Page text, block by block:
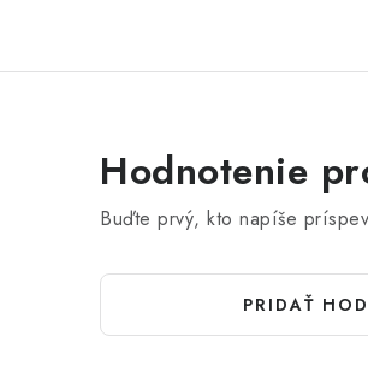
Hodnotenie
Buďte prvý, kto napíše
PRIDAŤ